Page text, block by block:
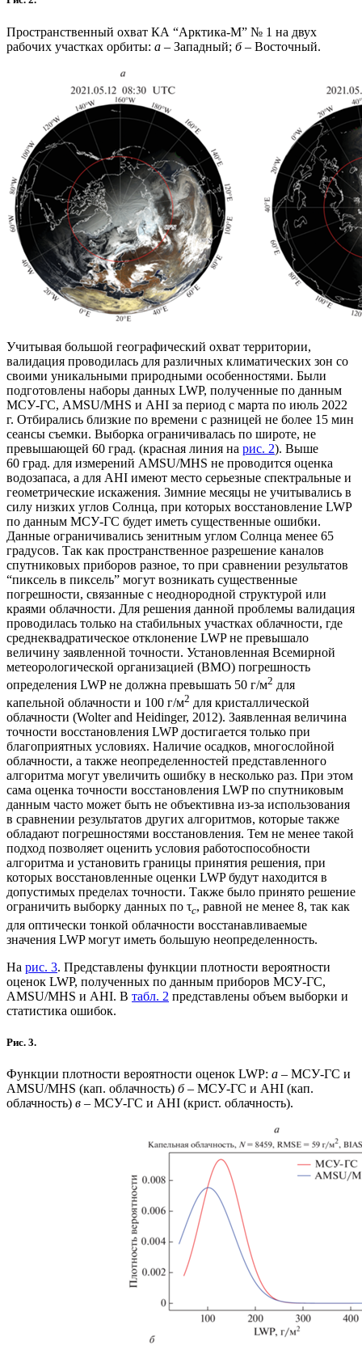
Пространственный охват КА “Арктика-М” № 1 на двух
рабочих участках орбиты: а – Западный; б– Восточный.
Учитывая большой географический охват территории,
валидация проводилась для различных климатических зон со
своими уникальными природными особенностями. Были
подготовлены наборы данных LWP, полученные по данным
МСУ-ГС, AMSU/MHS и AHI за период с марта по июль 2022
г. Отбирались близкие по времени с разницей не более 15 мин
сеансы съемки. Выборка ограничивалась по широте, не
превышающей 60 град. (красная линия на рис. 2). Выше
60 град. для измерений AMSU/MHS не проводится оценка
водозапаса, а для AHI имеют место серьезные спектральные и
геометрические искажения. Зимние месяцы не учитывались в
силу низких углов Солнца, при которых восстановление LWP
по данным МСУ-ГС будет иметь существенные ошибки.
Данные ограничивались зенитным углом Солнца менее 65
градусов. Так как пространственное разрешение каналов
спутниковых приборов разное, то при сравнении результатов
“пиксель в пиксель” могут возникать существенные
погрешности, связанные с неоднородной структурой или
краями облачности. Для решения данной проблемы валидация
проводилась только на стабильных участках облачности, где
среднеквадратическое отклонение LWP не превышало
величину заявленной точности. Установленная Всемирной
метеорологической организацией (ВМО) погрешность
определения LWP не должна превышать 50 г/м2 для
капельной облачности и 100 г/м2 для кристаллической
облачности (Wolter and Heidinger, 2012). Заявленная величина
точности восстановления LWP достигается только при
благоприятных условиях. Наличие осадков, многослойной
облачности, а также неопределенностей представленного
алгоритма могут увеличить ошибку в несколько раз. При этом
сама оценка точности восстановления LWP по спутниковым
данным часто может быть не объективна из-за использования
в сравнении результатов других алгоритмов, которые также
обладают погрешностями восстановления. Тем не менее такой
подход позволяет оценить условия работоспособности
алгоритма и установить границы принятия решения, при
которых восстановленные оценки LWP будут находится в
допустимых пределах точности. Также было принято решение
ограничить выборку данных по τс, равной не менее 8, так как
для оптически тонкой облачности восстанавливаемые
значения LWP могут иметь большую неопределенность.
На рис. 3. Представлены функции плотности вероятности
оценок LWP, полученных по данным приборов МСУ-ГС,
AMSU/MHS и AHI. В табл. 2 представлены объем выборки и
статистика ошибок.
Рис. 3.
Функции плотности вероятности оценок LWP: а – МСУ-ГС и
AMSU/MHS (кап. облачность) б– МСУ-ГС и AHI (кап.
облачность) в – МСУ-ГС и AHI (крист. облачность).